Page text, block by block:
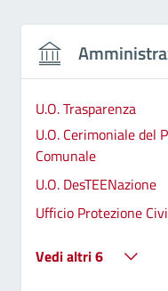
U.O. Trasparenza
U.O. Cerimoniale del
Comunale
U.O. DesTEENazione
Ufficio Protezione
Vedi altri 6